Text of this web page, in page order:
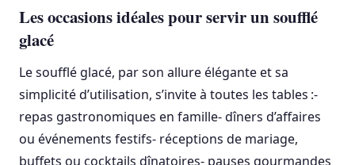
Les occasions idéales pour servir un soufflé
glacé
Le soufflé glacé, par son allure élégante et sa
simplicité d’utilisation, s’invite à toutes les tables :-
repas gastronomiques en famille- dîners d’affaires
ou événements festifs- réceptions de mariage,
buffets ou cocktails dînatoires- pauses gourmandes